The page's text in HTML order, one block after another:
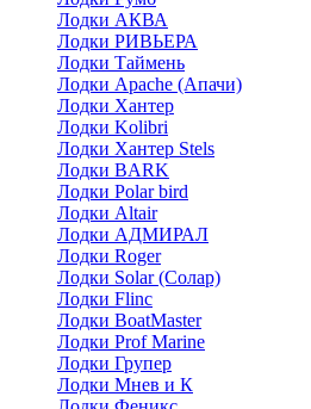
Лодки АКВА
Лодки РИВЬЕРА
Лодки Таймень
Лодки Apache (Апачи)
Лодки Хантер
Лодки Kolibri
Лодки Хантер Stels
Лодки BARK
Лодки Polar bird
Лодки Altair
Лодки АДМИРАЛ
Лодки Roger
Лодки Solar (Солар)
Лодки Flinc
Лодки BoatMaster
Лодки Prof Marine
Лодки Групер
Лодки Мнев и К